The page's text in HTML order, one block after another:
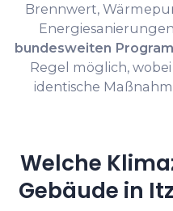
Brennwert,
bundesweiten
Regel möglich,
identische
Welche
Gebäude in